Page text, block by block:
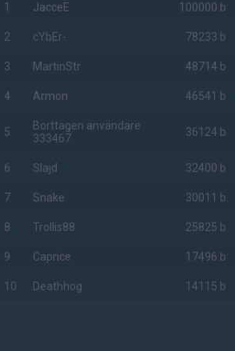
1 JacceE 100000 b
2 cYbEr- 78233 b
3 MartinStr 48714 b
4 Armon 46541 b
5
Borttagen användare
333467
36124 b
6 Slajd 32400 b
7 Snake 30011 b
8 Trollis88 25825 b
9 Caprice 17496 b
10 Deathhog 14115 b